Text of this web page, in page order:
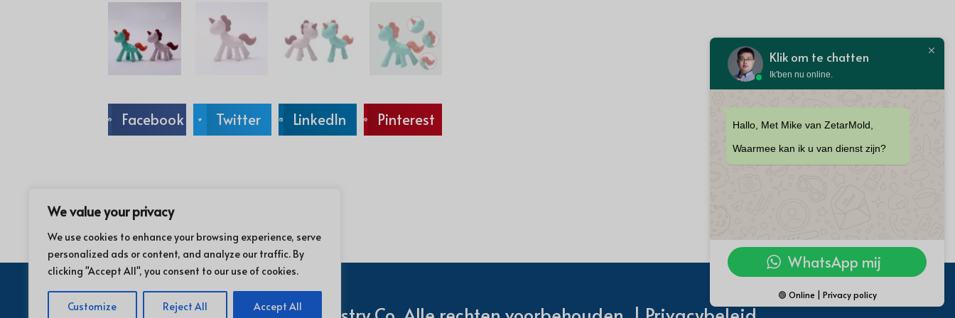
We value your privacy
We use cookies to enhance your browsing experience, serve
personalized ads or content, and analyze our traffic. By
clicking "Accept All", you consent to our use of cookies.
Customize Reject All Accept All
Facebook Twitter LinkedIn Pinterest
Klik om te chatten
Ik'ben nu online.
Hallo, Met Mike van ZetarMold,
Waarmee kan ik u van dienst zijn?
WhatsApp mij
🟢 Online | Privacy policy